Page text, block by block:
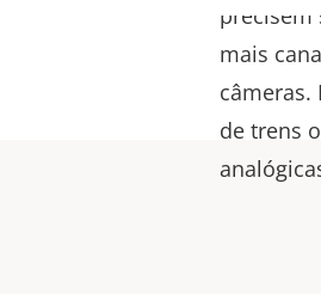
precisem
mais
câmeras.
de trens